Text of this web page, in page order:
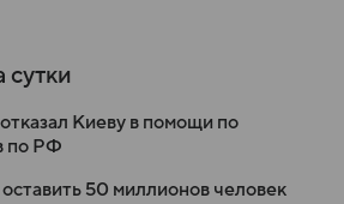
сутки
Киеву в помощи по
по РФ
50 миллионов человек